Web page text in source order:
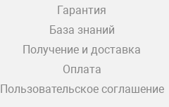
Гарантия
База знаний
Получение и доставка
Оплата
Пользовательское соглашение